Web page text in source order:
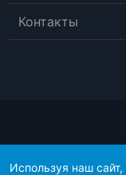
Контакты
Используя наш